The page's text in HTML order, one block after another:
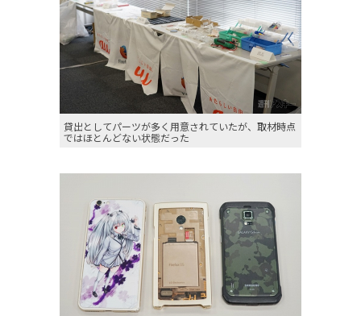
貸出としてパーツが多く用意されていたが、取材時点
ではほとんどない状態だった